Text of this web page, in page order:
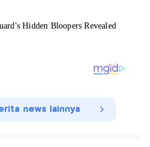
news lainnya